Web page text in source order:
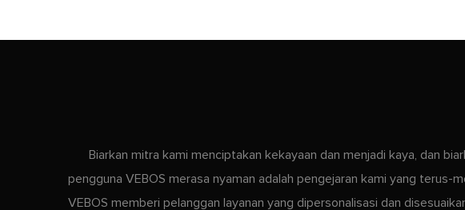
Biarkan mitra kami menciptakan kekayaan dan menjadi kaya, dan
pengguna VEBOS merasa nyaman adalah pengejaran kami yang terus-
VEBOS memberi pelanggan layanan yang dipersonalisasi dan